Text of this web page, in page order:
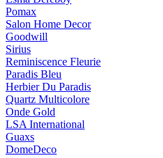
Pomax
Salon Home Decor
Goodwill
Sirius
Reminiscence Fleurie
Paradis Bleu
Herbier Du Paradis
Quartz Multicolore
Onde Gold
LSA International
Guaxs
DomeDeco